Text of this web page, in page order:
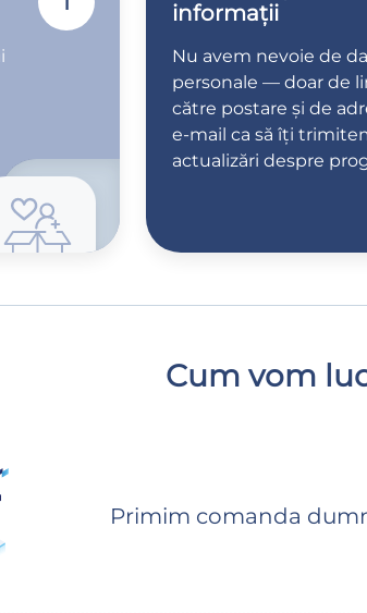
informații
Nu avem nevoie de
personale — doar de
către postare și de
e-mail ca să îți
actualizări despre
Cum vom
Primim comanda